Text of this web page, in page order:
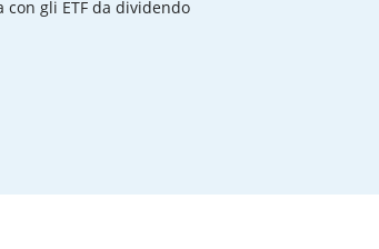
gli ETF da dividendo